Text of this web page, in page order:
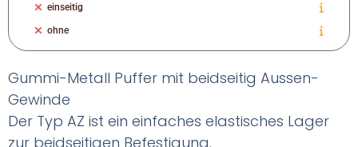
einseitig
ohne
Gummi-Metall Puffer mit beidseitig Aussen-
Gewinde
Der Typ AZ ist ein einfaches elastisches Lager
zur beidseitigen Befestigung.